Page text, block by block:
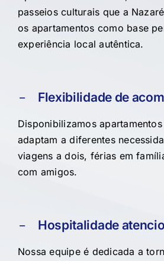
passeios culturais que a
os apartamentos como base
experiência local autêntica.
Flexibilidade de
Disponibilizamos
adaptam a diferentes
viagens a dois, férias em
com amigos.
Hospitalidade
Nossa equipe é dedicada a